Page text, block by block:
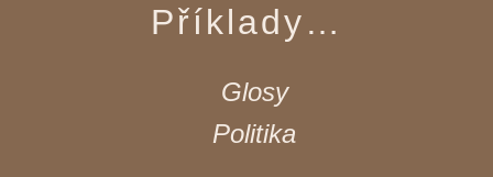
Příklady…
Glosy
Politika